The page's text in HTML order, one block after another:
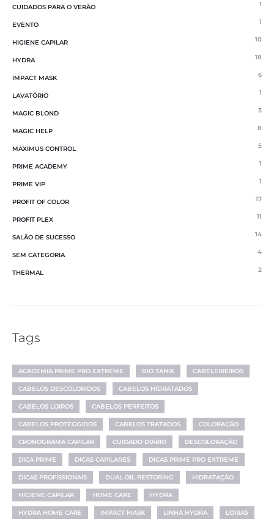
CUIDADOS PARA O VERÃO 1
EVENTO 1
HIGIENE CAPILAR 10
HYDRA 18
IMPACT MASK 6
LAVATÓRIO 1
MAGIC BLOND 3
MAGIC HELP 8
MAXIMUS CONTROL 5
PRIME ACADEMY 1
PRIME VIP 1
PROFIT OF COLOR 17
PROFIT PLEX 11
SALÃO DE SUCESSO 14
SEM CATEGORIA 4
THERMAL 2
Tags
ACADEMIA PRIME PRO EXTREME BIO TANIX CABELEIREIROS
CABELOS DESCOLORIDOS CABELOS HIDRATADOS
CABELOS LOIROS CABELOS PERFEITOS
CABELOS PROTEGGIDOS CABELOS TRATADOS COLORAÇÃO
CRONOGRAMA CAPILAR CUIDADO DIÁRIO DESCOLORAÇÃO
DICA PRIME DICAS CAPILARES DICAS PRIME PRO EXTREME
DICAS PROFISSIONAIS DUAL OIL RESTORING HIDRATAÇÃO
HIGIENE CAPILAR HOME CARE HYDRA
HYDRA HOME CARE IMPACT MASK LINHA HYDRA LOIRAS